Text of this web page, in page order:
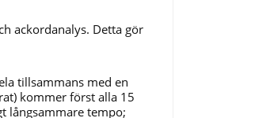
ackordanalys. Detta gör
tillsammans med en
kommer först alla 15
långsammare tempo;